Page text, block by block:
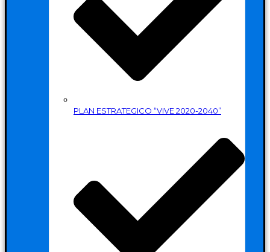
PLAN ESTRATEGICO “VIVE 2020-2040”